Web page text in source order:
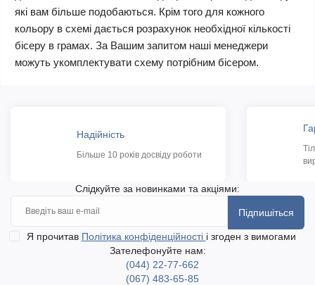
які вам більше подобаються. Крім того для кожного
кольору в схемі дається розрахунок необхідної кількості
бісеру в грамах. За Вашим запитом наші менеджери
можуть укомплектувати схему потрібним бісером.
Надійність
Більше 10 років досвіду роботи
Слідкуйте за новинками та акціями:
Підпишіться
Я прочитав Політика конфіденційності і згоден з вимогами
Зателефонуйте нам:
(044) 22-77-662
(067) 483-65-85